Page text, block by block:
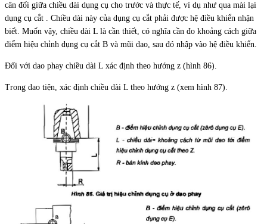
cân đối giữa chiều dài dụng cụ cho trước và thực tế, ví dụ như qua mài lại
dụng cụ cắt . Chiều dài này của dụng cụ cắt phải được hệ điều khiển nhận
biết. Muốn vậy, chiều dài L là cần thiết, có nghĩa cần đo khoảng cách giữa
điểm hiệu chỉnh dụng cụ cắt B và mũi dao, sau đó nhập vào hệ điều khiển.
Đối với dao phay chiều dài L xác định theo hướng z (hình 86).
Trong dao tiện, xác định chiều dài L theo hướng z (xem hình 87).